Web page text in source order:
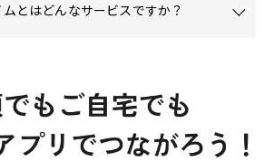
とはどんなサービスですか？